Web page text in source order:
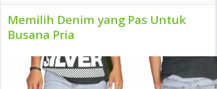
Memilih Denim yang Pas Untuk
Busana Pria